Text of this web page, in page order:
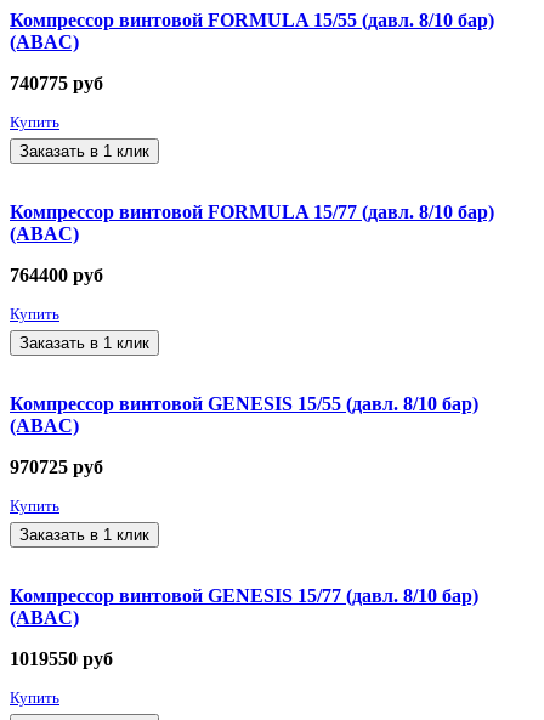
Компрессор винтовой FORMULA 15/55 (давл. 8/10 бар)
(ABAC)
740775 руб
Купить
Заказать в 1 клик
Компрессор винтовой FORMULA 15/77 (давл. 8/10 бар)
(ABAC)
764400 руб
Купить
Заказать в 1 клик
Компрессор винтовой GENESIS 15/55 (давл. 8/10 бар)
(ABAC)
970725 руб
Купить
Заказать в 1 клик
Компрессор винтовой GENESIS 15/77 (давл. 8/10 бар)
(ABAC)
1019550 руб
Купить